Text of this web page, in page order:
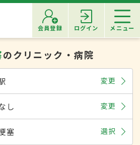
会員登録 ログイン メニュー
のクリニック・病院
変更
し 変更
塞 選択